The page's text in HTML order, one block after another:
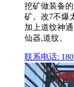
挖矿做装备
矿。改7不爆
加上道纹神
仙器,道纹。
联系电话: 180